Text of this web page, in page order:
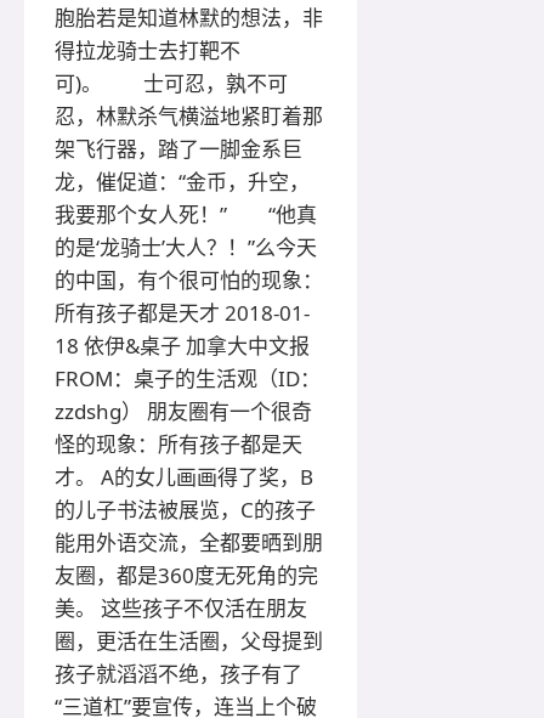
胞胎若是知道林默的想法，非
得拉龙骑士去打靶不
可)。 士可忍，孰不可
忍，林默杀气横溢地紧盯着那
架飞行器，踏了一脚金系巨
龙，催促道：“金币，升空，
我要那个女人死！” “他真
的是‘龙骑士’大人？！”么今天
的中国，有个很可怕的现象：
所有孩子都是天才 2018-01-
18 依伊&桌子 加拿大中文报
FROM：桌子的生活观（ID：
zzdshg） 朋友圈有一个很奇
怪的现象：所有孩子都是天
才。 A的女儿画画得了奖，B
的儿子书法被展览，C的孩子
能用外语交流，全都要晒到朋
友圈，都是360度无死角的完
美。 这些孩子不仅活在朋友
圈，更活在生活圈，父母提到
孩子就滔滔不绝，孩子有了
“三道杠”要宣传，连当上个破